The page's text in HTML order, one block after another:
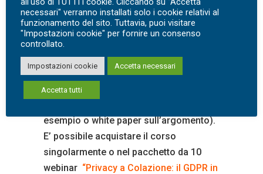
Modalità di erogazione del corso
Il corso è costituito da una lezione on
demand (lo “stupidiario” del GDPR è in
omaggio”) con le eventuali FAQ ed il
esempio o white paper sull’argomento).
E’ possibile acquistare il corso
singolarmente o nel pacchetto da 10
webinar “Privacy a Colazione: il GDPR in
necessari" verranno installati solo i cookie relativi al
funzionamento del sito. Tuttavia, puoi visitare
"Impostazioni cookie" per fornire un consenso
controllato.
Impostazioni cookie Accetta necessari
Accetta tutti